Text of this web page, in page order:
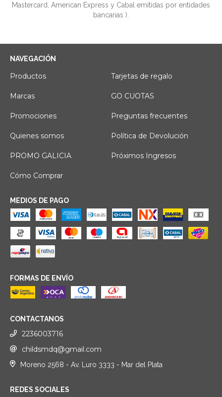
Mastercard, American Express y Cabal emitidas por entidades
bancarias ).
NAVEGACIÓN
Productos Tarjetas de regalo
Marcas GO CUOTAS
Promociones Preguntas frecuentes
Quienes somos Política de Devolución
PROMO GALICIA Próximos Ingresos
Cómo Comprar
MEDIOS DE PAGO
FORMAS DE ENVÍO
CONTACTANOS
2236003716
childsmdq@gmail.com
Moreno 2568 - Av. Luro 3333 - Mar del Plata
REDES SOCIALES